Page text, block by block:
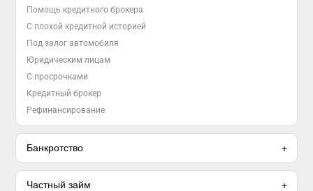
Помощь кредитного брокера
С плохой кредитной историей
Под залог автомобиля
Юридическим лицам
С просрочками
Кредитный брокер
Рефинансирование
Банкротство
Частный займ